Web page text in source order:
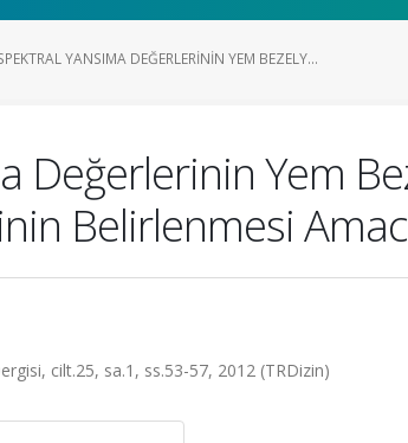
YANSIMA DEĞERLERININ YEM BEZELY...
Değerlerinin Yem
Belirlenmesi
cilt.25, sa.1, ss.53-57, 2012 (TRDizin)